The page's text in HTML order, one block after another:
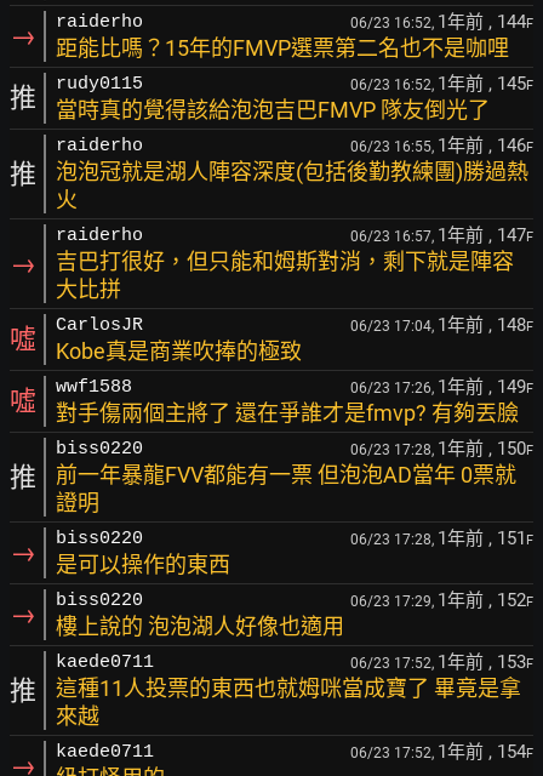
→ raiderho 06/23 16:52, 1年前 , 144F
距能比嗎？15年的FMVP選票第二名也不是咖哩
推 rudy0115 06/23 16:52, 1年前 , 145F
當時真的覺得該給泡泡吉巴FMVP 隊友倒光了
推
raiderho 06/23 16:55, 1年前 , 146F
泡泡冠就是湖人陣容深度(包括後勤教練團)勝過熱
火
→
raiderho 06/23 16:57, 1年前 , 147F
吉巴打很好，但只能和姆斯對消，剩下就是陣容
大比拼
噓 CarlosJR 06/23 17:04, 1年前 , 148F
Kobe真是商業吹捧的極致
噓 wwf1588 06/23 17:26, 1年前 , 149F
對手傷兩個主將了 還在爭誰才是fmvp? 有夠丟臉
推
biss0220 06/23 17:28, 1年前 , 150F
前一年暴龍FVV都能有一票 但泡泡AD當年 0票就
證明
→ biss0220 06/23 17:28, 1年前 , 151 F
是可以操作的東西
→ biss0220 06/23 17:29, 1年前 , 152F
樓上說的 泡泡湖人好像也適用
推
kaede0711 06/23 17:52, 1年前 , 153F
這種11人投票的東西也就姆咪當成寶了 畢竟是拿
來越
→ kaede0711 06/23 17:52, 1年前 , 154F